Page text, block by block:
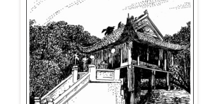
Singapurja, ikonični kip mitološkega bitja – pol leva, pol
ribe – ki zre proti obzorju in bruha vodo v zaliv. Spoznavali
bomo kolonialno dediščino četrtiCivic District
kitajski
četrtipa nas bodo pozdravile barvite ulice, vonj kadila in
živahnost templjev. Varabski četrtinas bo prevzela
mistika Sultanove mošeje in barvitost ulice Haji, ki slovi po
svojih poslikanih stenah in butičnih lokalih. Popoldanski
čas bomo preživeli v slavnih vrtovih prihodnostiGardens
by the Bay, ki spretno povezujejo naravo in človekovo
futuristično vizijo. Dan bomo zaključili z obiskom predela